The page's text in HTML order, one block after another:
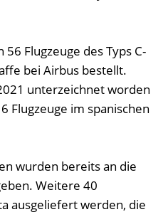
Flugzeuge des Typs C-
bei Airbus bestellt.
unterzeichnet worden
Flugzeuge im spanischen
wurden bereits an die
Weitere 40
ausgeliefert werden, die